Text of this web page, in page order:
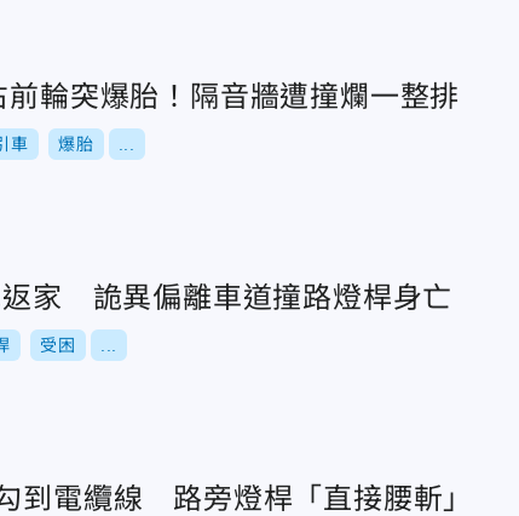
輪突爆胎！隔音牆遭撞爛一整排
車 爆胎
家 詭異偏離車道撞路燈桿身亡
受困
到電纜線 路旁燈桿「直接腰斬」